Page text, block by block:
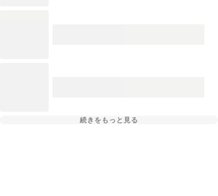
続きをもっと見る